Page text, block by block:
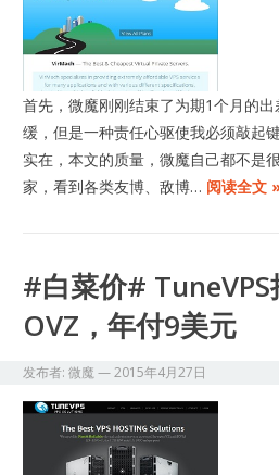
首先，微魔刚刚结束了为期1个月的
缓，但是一种责任心驱使我必须敲起
实在，本文的质量，微魔自己都不是
家，看到各类友博、敌博… 阅读全文
#白菜价#
OVZ，年付9美元
发布者:微魔—2015年4月27日